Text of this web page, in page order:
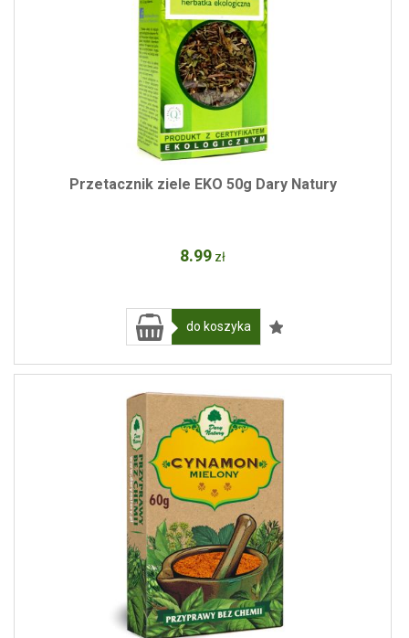
Przetacznik ziele EKO 50g Dary Natury
8.99 zł
do koszyka